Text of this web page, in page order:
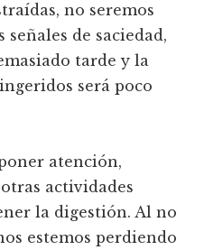
no seremos
señales de saciedad,
tarde y la
será poco
atención,
actividades
la digestión. Al no
estemos perdiendo